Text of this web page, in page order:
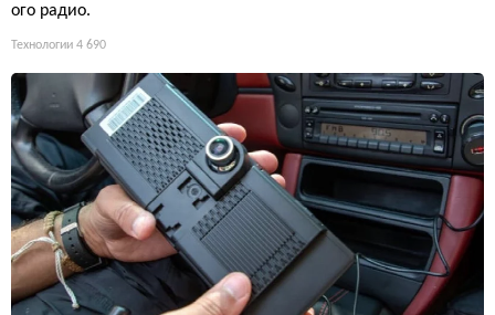
ого радио.
Технологии 4 690